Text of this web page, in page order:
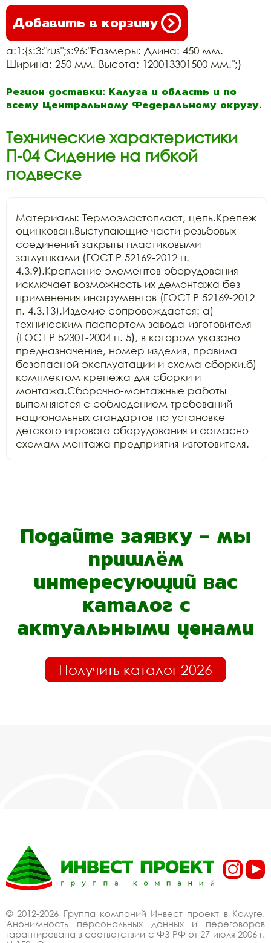
Добавить в корзину
a:1:{s:3:"rus";s:96:"Размеры: Длина: 450 мм.
Ширина: 250 мм. Высота: 120013301500 мм.";}
Регион доставки: Калуга и область и по
всему Центральному Федеральному округу.
Технические характеристики
П-04 Сидение на гибкой
подвеске
Материалы: Термоэластопласт, цепь.Крепеж
оцинкован.Выступающие части резьбовых
соединений закрыты пластиковыми
заглушками (ГОСТ Р 52169-2012 п.
4.3.9).Крепление элементов оборудования
исключает возможность их демонтажа без
применения инструментов (ГОСТ Р 52169-2012
п. 4.3.13).Изделие сопровождается: а)
техническим паспортом завода-изготовителя
(ГОСТ Р 52301-2004 п. 5), в котором указано
предназначение, номер изделия, правила
безопасной эксплуатации и схема сборки.б)
комплектом крепежа для сборки и
монтажа.Сборочно-монтажные работы
выполняются с соблюдением требований
национальных стандартов по установке
детского игрового оборудования и согласно
схемам монтажа предприятия-изготовителя.
Подайте заявку - мы
пришлём
интересующий вас
каталог с
актуальными ценами
Получить каталог 2026
© 2012-2026 Группа компаний Инвест проект в Калуге.
Анонимность персональных данных и переговоров
гарантирована в соответствии с ФЗ РФ от 27 июля 2006 г.